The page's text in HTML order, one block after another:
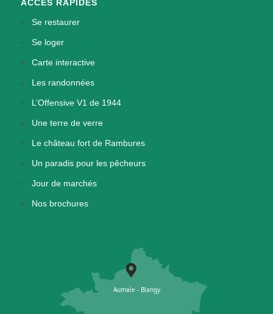
ACCÈS RAPIDES
Se restaurer
Se loger
Carte interactive
Les randonnées
L’Offensive V1 de 1944
Une terre de verre
Le château fort de Rambures
Un paradis pour les pêcheurs
Jour de marchés
Nos brochures